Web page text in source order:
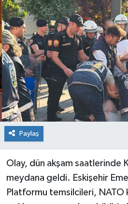
Paylaş
Olay, dün akşam saatlerinde
meydana geldi. Eskişehir
Platformu temsilcileri, NATO
Siyaset
Spor